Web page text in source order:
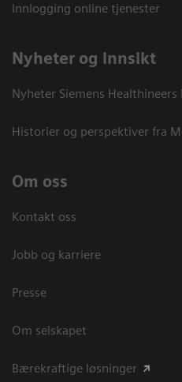
Innlogging online tjenester
Nyheter og innsikt
Nyheter Siemens Healthineers
Historier og perspektiver fra
Om oss
Kontakt oss
Jobb og karriere
Presse
Om selskapet
Bærekraftige løsninger